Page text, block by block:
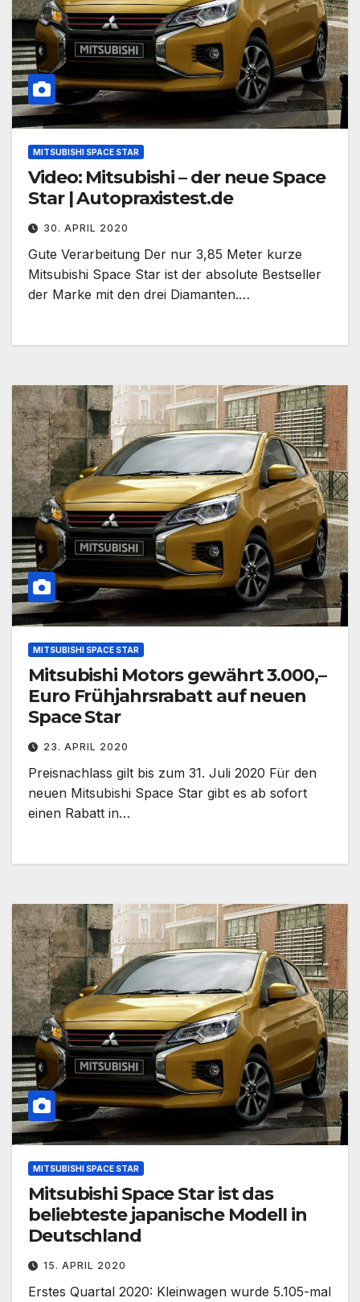
MITSUBISHI SPACE STAR
Video: Mitsubishi – der neue Space
Star | Autopraxistest.de
30. APRIL 2020
Gute Verarbeitung Der nur 3,85 Meter kurze
Mitsubishi Space Star ist der absolute Bestseller
der Marke mit den drei Diamanten.…
MITSUBISHI SPACE STAR
​Mitsubishi Motors gewährt 3.000,–
Euro Frühjahrsrabatt auf neuen
Space Star
23. APRIL 2020
Preisnachlass gilt bis zum 31. Juli 2020 Für den
neuen Mitsubishi Space Star gibt es ab sofort
einen Rabatt in…
MITSUBISHI SPACE STAR
Mitsubishi Space Star ist das
beliebteste japanische Modell in
Deutschland
15. APRIL 2020
Erstes Quartal 2020: Kleinwagen wurde 5.105-mal